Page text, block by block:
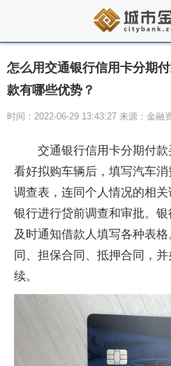
怎么用交通银行信用卡分期
款有哪些优势？
时间：2022-06-29 13:43:27 来源：金融
交通银行信用卡分期付款
看好拟购车辆后，填写汽车
调查表，连同个人情况的相关
银行进行贷前调查和审批。
及时通知借款人填写各种表
同、担保合同、抵押合同，
续。